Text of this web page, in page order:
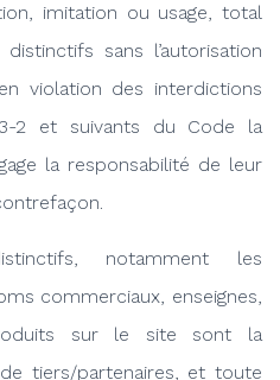
imitation ou usage, total
sans l’autorisation
violation des interdictions
2 et suivants du Code la
la responsabilité de leur
notamment les
commerciaux, enseignes,
sur le site sont la
tiers/partenaires, et toute